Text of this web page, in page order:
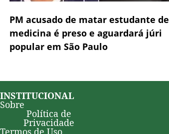
PM acusado de matar estudante de
medicina é preso e aguardará júri
popular em São Paulo
INSTITUCIONAL
Sobre
Política de
Privacidade
Termos de Uso